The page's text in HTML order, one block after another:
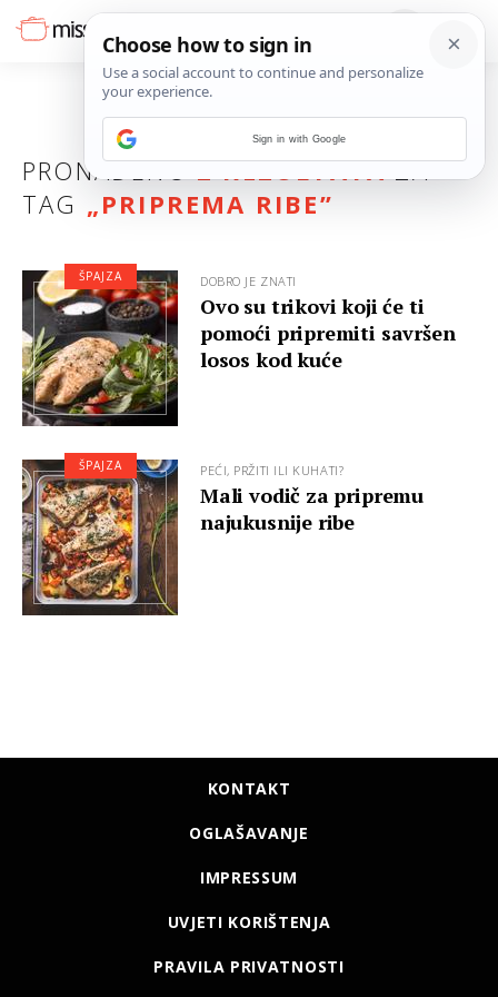
PRONAĐENO2 REZULTATAZA
TAG „PRIPREMA RIBE”
DOBRO JE ZNATI
Ovo su trikovi koji će ti
pomoći pripremiti savršen
losos kod kuće
ŠPAJZA
PEĆI, PRŽITI ILI KUHATI?
Mali vodič za pripremu
najukusnije ribe
ŠPAJZA
KONTAKT
OGLAŠAVANJE
IMPRESSUM
UVJETI KORIŠTENJA
PRAVILA PRIVATNOSTI
Sign in with Google